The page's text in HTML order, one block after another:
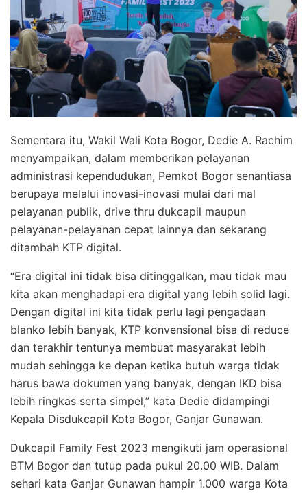
Sementara itu, Wakil Wali Kota Bogor, Dedie A. Rachim
menyampaikan, dalam memberikan pelayanan
administrasi kependudukan, Pemkot Bogor senantiasa
berupaya melalui inovasi-inovasi mulai dari mal
pelayanan publik, drive thru dukcapil maupun
pelayanan-pelayanan cepat lainnya dan sekarang
ditambah KTP digital.
“Era digital ini tidak bisa ditinggalkan, mau tidak mau
kita akan menghadapi era digital yang lebih solid lagi.
Dengan digital ini kita tidak perlu lagi pengadaan
blanko lebih banyak, KTP konvensional bisa di reduce
dan terakhir tentunya membuat masyarakat lebih
mudah sehingga ke depan ketika butuh warga tidak
harus bawa dokumen yang banyak, dengan IKD bisa
lebih ringkas serta simpel,” kata Dedie didampingi
Kepala Disdukcapil Kota Bogor, Ganjar Gunawan.
Dukcapil Family Fest 2023 mengikuti jam operasional
BTM Bogor dan tutup pada pukul 20.00 WIB. Dalam
sehari kata Ganjar Gunawan hampir 1.000 warga Kota